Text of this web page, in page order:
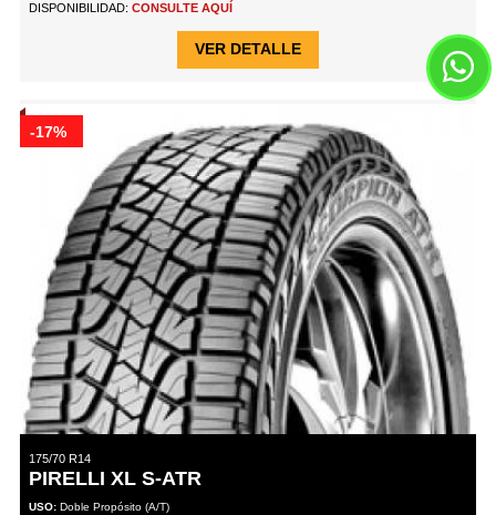
DISPONIBILIDAD: CONSULTE AQUÍ
VER DETALLE
-17%
175/70 R14
PIRELLI XL S-ATR
USO: Doble Propósito (A/T)